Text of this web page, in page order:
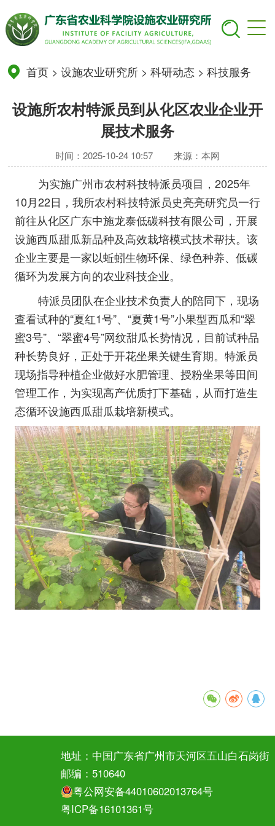
首页 >设施农业研究所 >科研动态 >科技服务
设施所农村特派员到从化区农业企业开
展技术服务
时间：2025-10-24 10:57 来源：本网
为实施广州市农村科技特派员项目，2025年
10月22日，我所农村科技特派员史亮亮研究员一行
前往从化区广东中施龙泰低碳科技有限公司，开展
设施西瓜甜瓜新品种及高效栽培模式技术帮扶。该
企业主要是一家以蚯蚓生物环保、绿色种养、低碳
循环为发展方向的农业科技企业。
特派员团队在企业技术负责人的陪同下，现场
查看试种的“夏红1号”、“夏黄1号”小果型西瓜和“翠
蜜3号”、“翠蜜4号”网纹甜瓜长势情况，目前试种品
种长势良好，正处于开花坐果关键生育期。特派员
现场指导种植企业做好水肥管理、授粉坐果等田间
管理工作，为实现高产优质打下基础，从而打造生
态循环设施西瓜甜瓜栽培新模式。
地址：中国广东省广州市天河区五山白石岗街
邮编：510640
粤公网安备44010602013764号
粤ICP备16101361号